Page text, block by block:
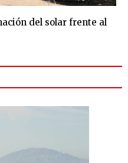
del solar frente al